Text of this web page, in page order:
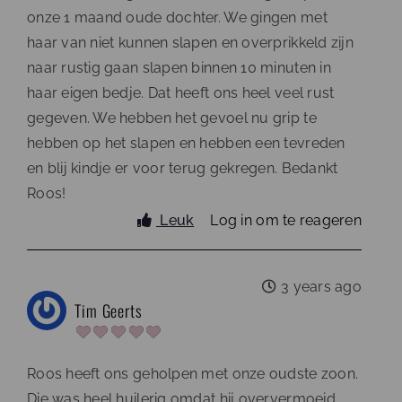
onze 1 maand oude dochter. We gingen met
haar van niet kunnen slapen en overprikkeld zijn
naar rustig gaan slapen binnen 10 minuten in
haar eigen bedje. Dat heeft ons heel veel rust
gegeven. We hebben het gevoel nu grip te
hebben op het slapen en hebben een tevreden
en blij kindje er voor terug gekregen. Bedankt
Roos!
Leuk
Log in om te reageren
Tim Geerts
3 years ago
Roos heeft ons geholpen met onze oudste zoon.